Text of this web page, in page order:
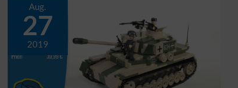
Aug.
27
2019